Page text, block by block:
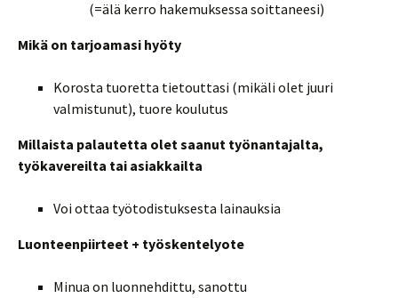
(=älä kerro hakemuksessa soittaneesi)
Mikä on tarjoamasi hyöty
Korosta tuoretta tietouttasi (mikäli olet juuri
valmistunut), tuore koulutus
Millaista palautetta olet saanut työnantajalta,
työkavereilta tai asiakkailta
Voi ottaa työtodistuksesta lainauksia
Luonteenpiirteet + työskentelyote
Minua on luonnehdittu, sanottu